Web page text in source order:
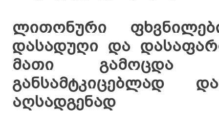
ლითონური
დასადუღი და
მათი გამოცდა
განსამტკიცებლად
აღსადგენად